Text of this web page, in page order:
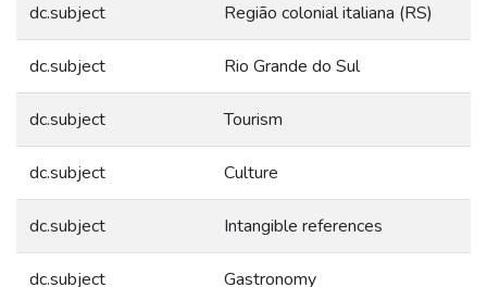
dc.subject Região colonial italiana (RS)
dc.subject Rio Grande do Sul
dc.subject Tourism
dc.subject Culture
dc.subject Intangible references
dc.subject Gastronomy